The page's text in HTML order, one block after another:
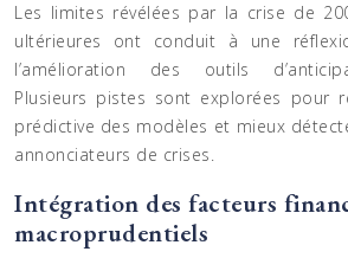
Les limites révélées par la crise de
ultérieures ont conduit à une
l’amélioration des outils
Plusieurs pistes sont explorées pour
prédictive des modèles et mieux
annonciateurs de crises.
Intégration des facteurs
macroprudentiels